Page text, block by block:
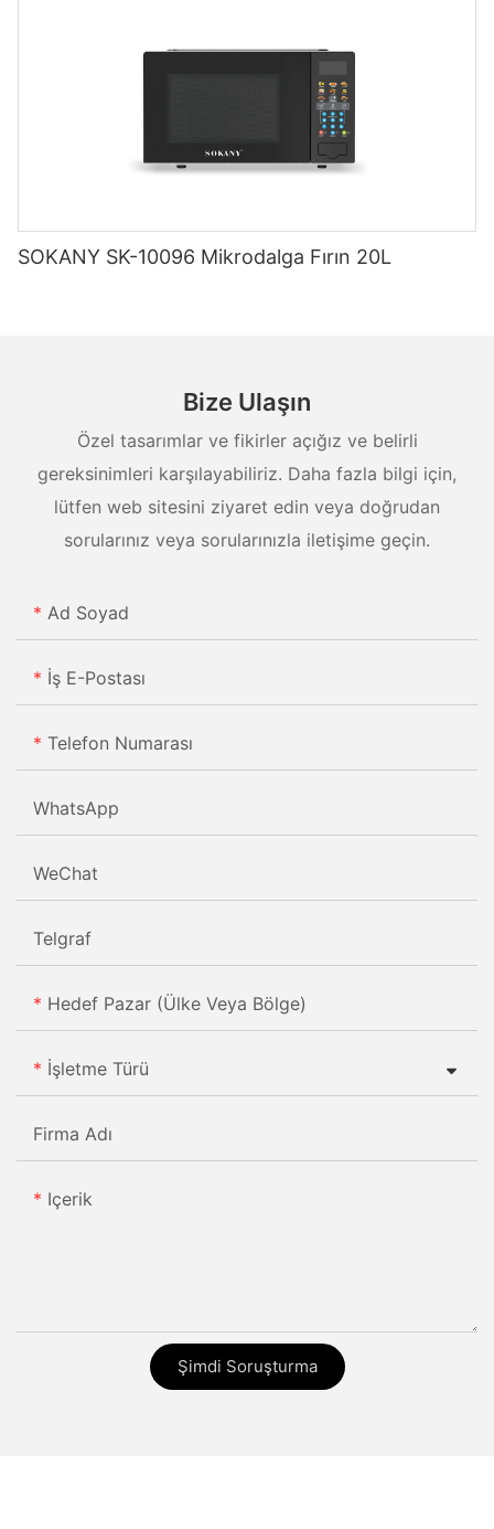
SOKANY SK-10096 Mikrodalga Fırın 20L
Bize Ulaşın
Özel tasarımlar ve fikirler açığız ve belirli
gereksinimleri karşılayabiliriz. Daha fazla bilgi için,
lütfen web sitesini ziyaret edin veya doğrudan
sorularınız veya sorularınızla iletişime geçin.
Ad Soyad
İş E-Postası
Telefon Numarası
WhatsApp
WeChat
Telgraf
Hedef Pazar (Ülke Veya Bölge)
İşletme Türü
Firma Adı
Içerik
Şimdi Soruşturma